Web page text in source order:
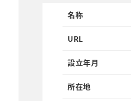
名称
URL
設立年月
所在地